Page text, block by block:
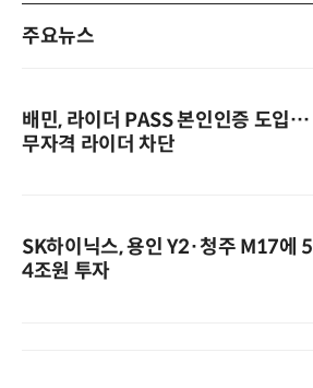
주요뉴스
배민, 라이더 PASS 본인인증 도입…
무자격 라이더 차단
SK하이닉스, 용인 Y2·청주 M17에 5
4조원 투자